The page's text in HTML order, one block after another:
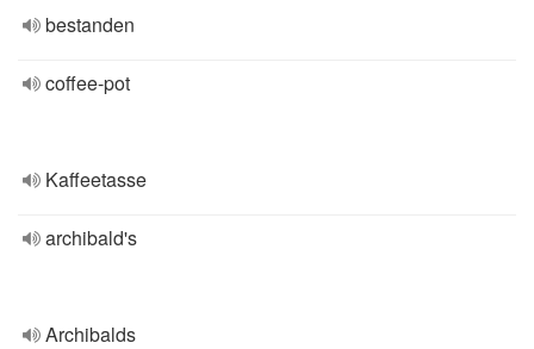
bestanden
coffee-pot
Kaffeetasse
archibald's
Archibalds